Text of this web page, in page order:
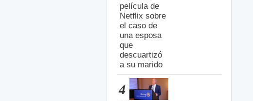
película de
Netflix sobre
el caso de
una esposa
que
descuartizó
a su marido
4